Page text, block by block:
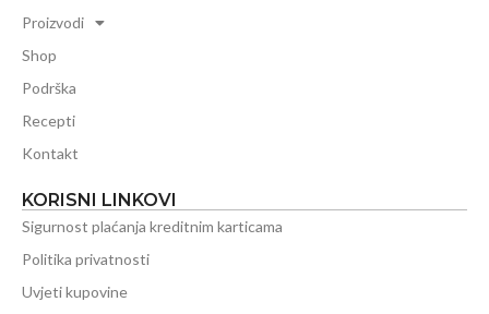
Proizvodi
Shop
Podrška
Recepti
Kontakt
KORISNI LINKOVI
Sigurnost plaćanja kreditnim karticama
Politika privatnosti
Uvjeti kupovine